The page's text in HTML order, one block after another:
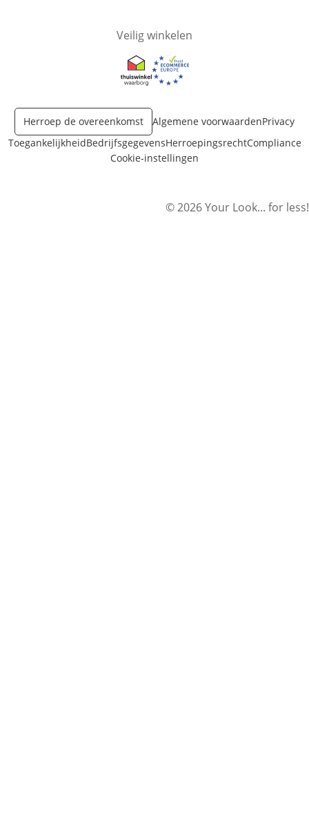
Veilig winkelen
Opent in nieuw venster
Opent in nieuw venster
Herroep de overeenkomst Algemene voorwaardenPrivacy
ToegankelijkheidBedrijfsgegevensHerroepingsrechtCompliance
Cookie-instellingen
© 2026 Your Look... for less!